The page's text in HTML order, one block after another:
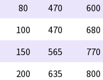
80 470 600
100 470 680
150 565 770
200 635 800